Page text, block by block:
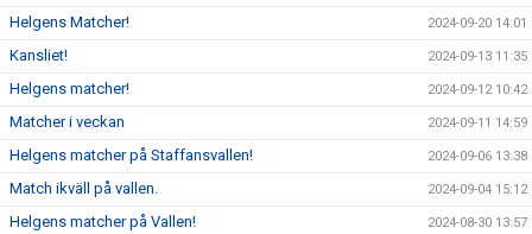
Helgens Matcher! 2024-09-20 14:01
Kansliet! 2024-09-13 11:35
Helgens matcher! 2024-09-12 10:42
Matcher i veckan 2024-09-11 14:59
Helgens matcher på Staffansvallen! 2024-09-06 13:38
Match ikväll på vallen. 2024-09-04 15:12
Helgens matcher på Vallen! 2024-08-30 13:57